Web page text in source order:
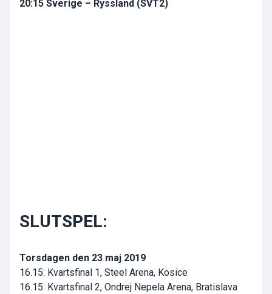
20:15 Sverige – Ryssland (SVT2)
SLUTSPEL:
Torsdagen den 23 maj 2019
16.15: Kvartsfinal 1, Steel Arena, Kosice
16.15: Kvartsfinal 2, Ondrej Nepela Arena, Bratislava